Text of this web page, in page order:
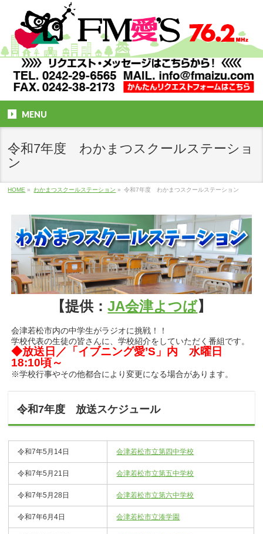
MENU
令和7年度 わかまつスクールステーショ
ン
HOME » わかまつスクールステーション » 令和7年度 わかまつスクールステーション
【提供：JA会津よつば】
会津若松市内の中学生がラジオに挑戦！！
学校代表の生徒の皆さんに、学校紹介をしていただく番組です。
◆放送日／「イブニング愛’S」内 水曜日
18:10頃～
※学校行事やその他都合により変更になる場合があります。
令和7年度 放送スケジュール
令和7年5月14日 会津若松市立第四中学校
令和7年5月21日 会津若松市立第五中学校
令和7年5月28日 会津若松市立第六中学校
令和7年6月4日 会津若松市立湊学園